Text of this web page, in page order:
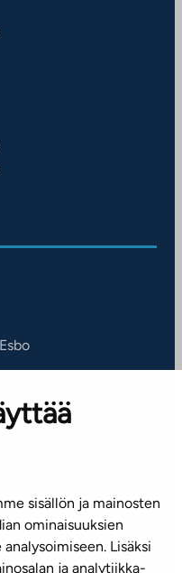
sisällön ja mainosten
ominaisuuksien
Lisäksi
ja analytiikka-